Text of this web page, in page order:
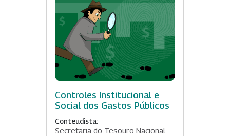
Controles Institucional e
Social dos Gastos Públicos
Conteudista:
Secretaria do Tesouro Nacional